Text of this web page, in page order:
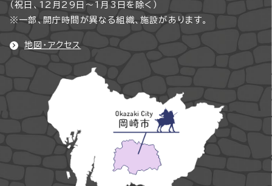
（祝日、12月29日～1月3日を除く）
※一部、開庁時間が異なる組織、施設があります。
地図・アクセス